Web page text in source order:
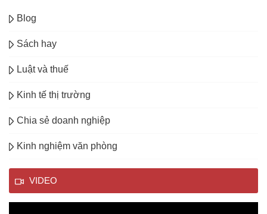
Blog
Sách hay
Luật và thuế
Kinh tế thị trường
Chia sẻ doanh nghiệp
Kinh nghiệm văn phòng
VIDEO